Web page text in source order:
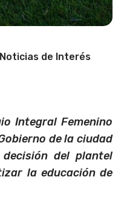
Noticias de Interés
Integral Femenino
de la ciudad
del plantel
la educación de